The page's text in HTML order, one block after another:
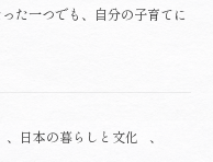
た一つでも、自分の子育てに
、 日本の暮らしと文化
、